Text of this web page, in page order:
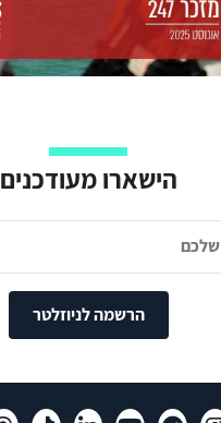
הישארו מעודכנים
הרשמה לניוזלטר